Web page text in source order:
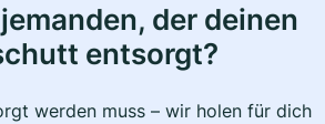
der deinen
entsorgt?
werden muss – wir holen für dich